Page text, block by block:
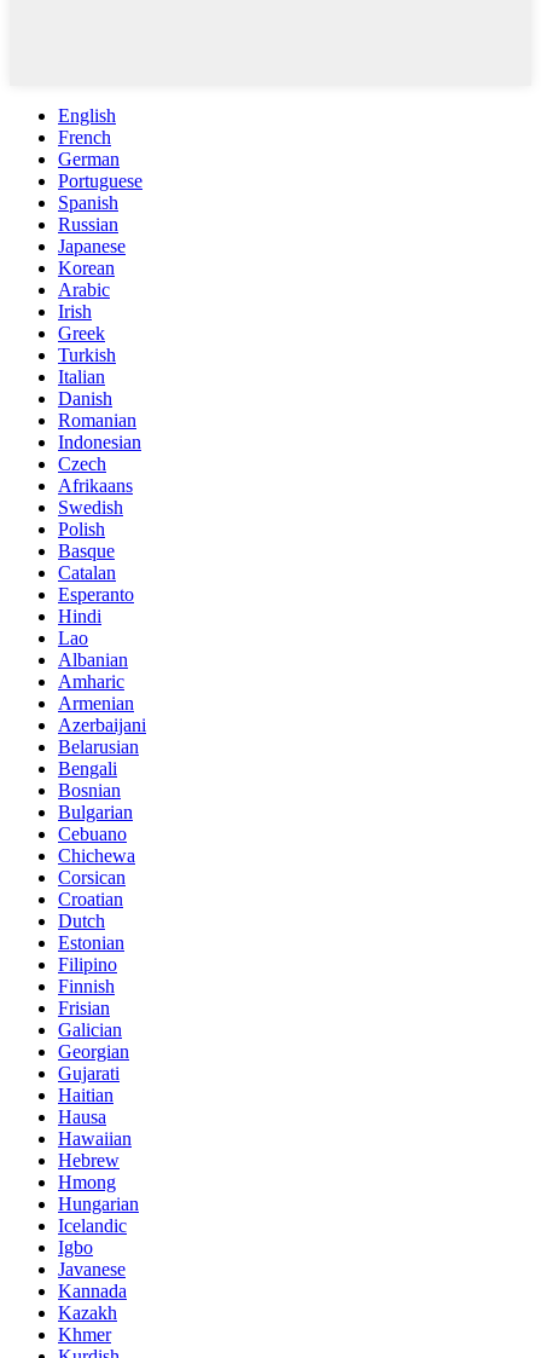
English
French
German
Portuguese
Spanish
Russian
Japanese
Korean
Arabic
Irish
Greek
Turkish
Italian
Danish
Romanian
Indonesian
Czech
Afrikaans
Swedish
Polish
Basque
Catalan
Esperanto
Hindi
Lao
Albanian
Amharic
Armenian
Azerbaijani
Belarusian
Bengali
Bosnian
Bulgarian
Cebuano
Chichewa
Corsican
Croatian
Dutch
Estonian
Filipino
Finnish
Frisian
Galician
Georgian
Gujarati
Haitian
Hausa
Hawaiian
Hebrew
Hmong
Hungarian
Icelandic
Igbo
Javanese
Kannada
Kazakh
Khmer